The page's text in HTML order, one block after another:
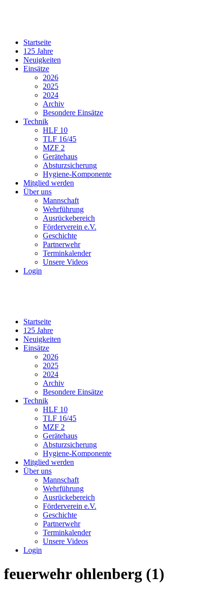
Startseite
125 Jahre
Neuigkeiten
Einsätze
2026
2025
2024
Archiv
Besondere Einsätze
Technik
HLF 10
TLF 16/45
MZF 2
Gerätehaus
Absturzsicherung
Hygiene-Komponente
Mitglied werden
Über uns
Mannschaft
Wehrführung
Ausrückebereich
Förderverein e.V.
Geschichte
Partnerwehr
Terminkalender
Unsere Videos
Login
Startseite
125 Jahre
Neuigkeiten
Einsätze
2026
2025
2024
Archiv
Besondere Einsätze
Technik
HLF 10
TLF 16/45
MZF 2
Gerätehaus
Absturzsicherung
Hygiene-Komponente
Mitglied werden
Über uns
Mannschaft
Wehrführung
Ausrückebereich
Förderverein e.V.
Geschichte
Partnerwehr
Terminkalender
Unsere Videos
Login
feuerwehr ohlenberg (1)